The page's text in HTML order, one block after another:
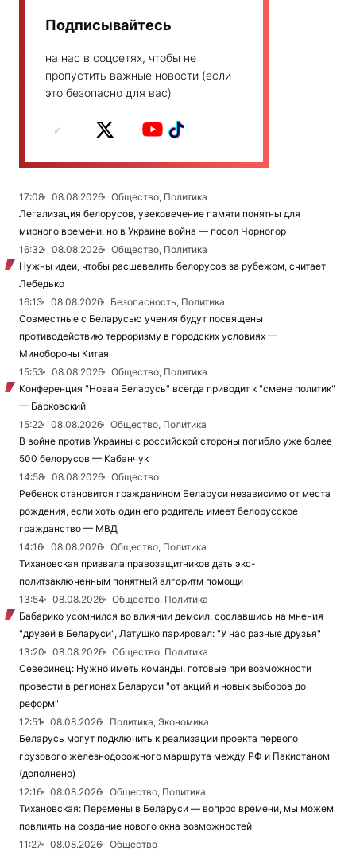
Подписывайтесь
на нас в соцсетях, чтобы не
пропустить важные новости (если
это безопасно для вас)
17:08 08.08.2026
Общество, Политика
Легализация белорусов, увековечение памяти понятны для
мирного времени, но в Украине война — посол Чорногор
16:32
08.08.2026
Общество, Политика
Нужны идеи, чтобы расшевелить белорусов за рубежом, считает
Лебедько
16:13
08.08.2026
Безопасность, Политика
Совместные с Беларусью учения будут посвящены
противодействию терроризму в городских условиях —
Минобороны Китая
15:53
08.08.2026
Общество, Политика
Конференция "Новая Беларусь" всегда приводит к "смене политик"
— Барковский
15:22
08.08.2026
Общество, Политика
В войне против Украины с российской стороны погибло уже более
500 белорусов — Кабанчук
14:58
08.08.2026
Общество
Ребенок становится гражданином Беларуси независимо от места
рождения, если хоть один его родитель имеет белорусское
гражданство — МВД
14:16
08.08.2026
Общество, Политика
Тихановская призвала правозащитников дать экс-
политзаключенным понятный алгоритм помощи
13:54
08.08.2026
Общество, Политика
Бабарико усомнился во влиянии демсил, сославшись на мнения
"друзей в Беларуси", Латушко парировал: "У нас разные друзья"
13:20
08.08.2026
Общество, Политика
Северинец: Нужно иметь команды, готовые при возможности
провести в регионах Беларуси "от акций и новых выборов до
реформ"
12:51
08.08.2026
Политика, Экономика
Беларусь могут подключить к реализации проекта первого
грузового железнодорожного маршрута между РФ и Пакистаном
(дополнено)
12:16
08.08.2026
Общество, Политика
Тихановская: Перемены в Беларуси — вопрос времени, мы можем
повлиять на создание нового окна возможностей
11:27
08.08.2026
Общество